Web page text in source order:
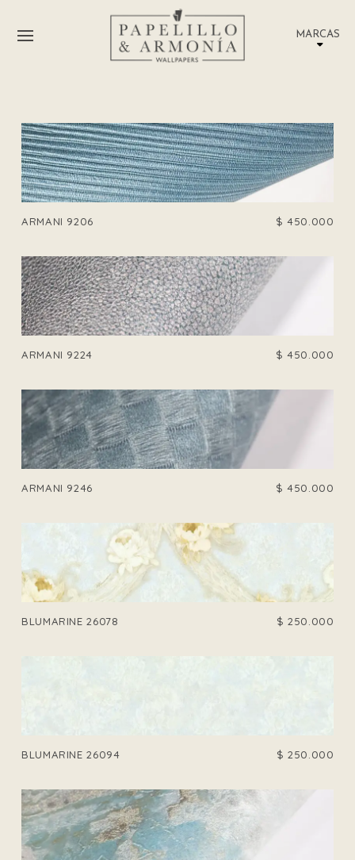
MARCAS
ARMANI 9206 $ 450.000
ARMANI 9224 $ 450.000
ARMANI 9246 $ 450.000
BLUMARINE 26078 $ 250.000
BLUMARINE 26094 $ 250.000